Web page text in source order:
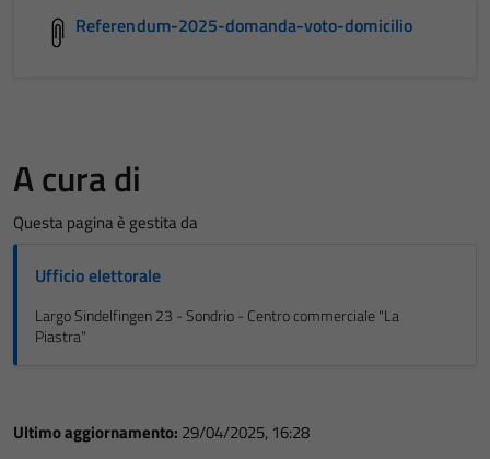
Referendum-2025-domanda-voto-domicilio
A cura di
Questa pagina è gestita da
Ufficio elettorale
Largo Sindelfingen 23 - Sondrio - Centro commerciale "La
Piastra"
Ultimo aggiornamento: 29/04/2025, 16:28